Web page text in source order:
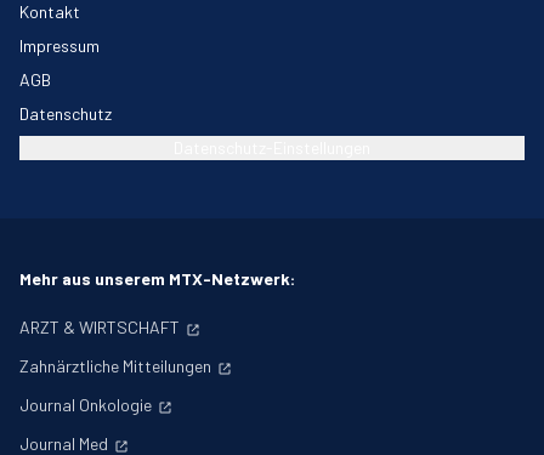
Kontakt
Impressum
AGB
Datenschutz
Mehr aus unserem MTX-Netzwerk:
ARZT & WIRTSCHAFT
Zahnärztliche Mitteilungen
Journal Onkologie
Journal Med